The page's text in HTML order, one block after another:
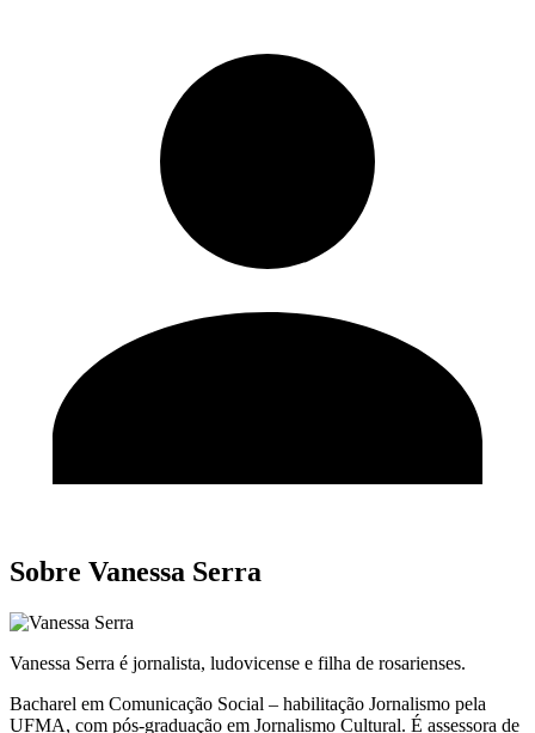
Sobre Vanessa Serra
Vanessa Serra é jornalista, ludovicense e filha de rosarienses.
Bacharel em Comunicação Social – habilitação Jornalismo pela
UFMA, com pós-graduação em Jornalismo Cultural. É assessora de